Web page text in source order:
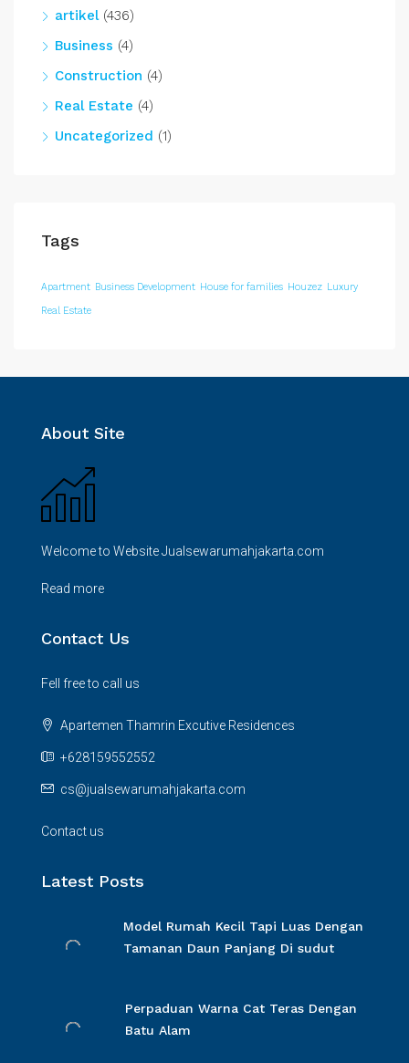
artikel(436)
Business (4)
Construction (4)
Real Estate (4)
Uncategorized (1)
Tags
Apartment Business Development House for families Houzez Luxury
Real Estate
About Site
Welcome to Website Jualsewarumahjakarta.com
Read more
Contact Us
Fell free to call us
Apartemen Thamrin Excutive Residences
+628159552552
cs@jualsewarumahjakarta.com
Contact us
Latest Posts
Model Rumah Kecil Tapi Luas Dengan
Tamanan Daun Panjang Di sudut
Perpaduan Warna Cat Teras Dengan
Batu Alam